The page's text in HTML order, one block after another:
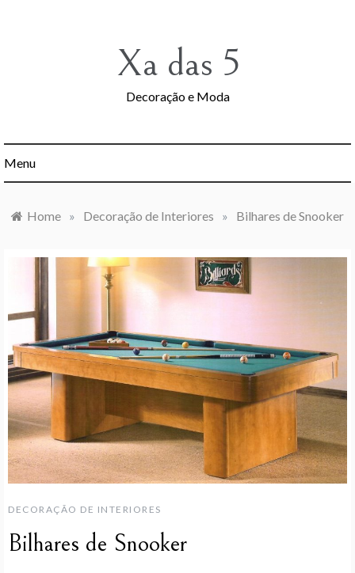
Xa das 5
Decoração e Moda
Menu
Home » Decoração de Interiores » Bilhares de Snooker
DECORAÇÃO DE INTERIORES
Bilhares de Snooker